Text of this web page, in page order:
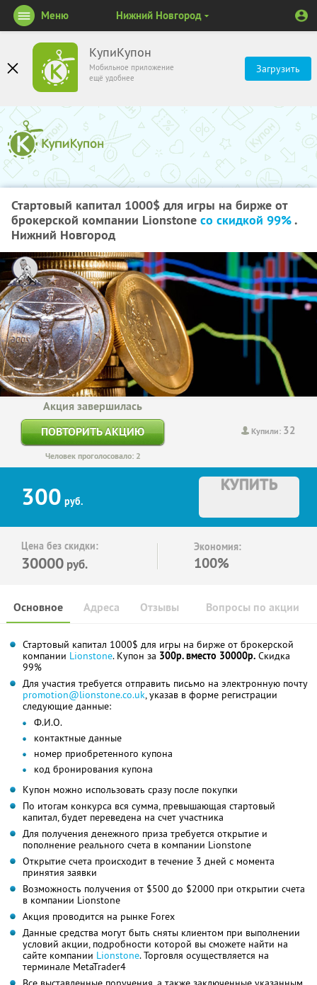
КупиКупон
Мобильное приложение
ещё удобнее
Загрузить
Меню Нижний Новгород
Стартовый капитал 1000$ для игры на бирже от
брокерской компании Lionstone со скидкой 99%.
Нижний Новгород
Купили: 32
Акция завершилась
ПОВТОРИТЬ АКЦИЮ
Человек проголосовало: 2
300 руб.
КУПИТЬ
Цена без скидки:
30000 руб.
Экономия:
100%
Основное Отзывы Вопросы по акции
Адреса
Стартовый капитал 1000$ для игры на бирже от брокерской
компании Lionstone. Купон за 300р. вместо 30000р. Скидка
99%
Для участия требуется отправить письмо на электронную почту
promotion@lionstone.co.uk, указав в форме регистрации
следующие данные:
Ф.И.О.
контактные данные
номер приобретенного купона
код бронирования купона
Купон можно использовать сразу после покупки
По итогам конкурса вся сумма, превышающая стартовый
капитал, будет переведена на счет участника
Для получения денежного приза требуется открытие и
пополнение реального счета в компании Lionstone
Открытие счета происходит в течение 3 дней с момента
принятия заявки
Возможность получения от $500 до $2000 при открытии счета
в компании Lionstone
Акция проводится на рынке Forex
Данные средства могут быть сняты клиентом при выполнении
условий акции, подробности которой вы сможете найти на
сайте компании Lionstone. Торговля осуществляется на
терминале MetaTrader4